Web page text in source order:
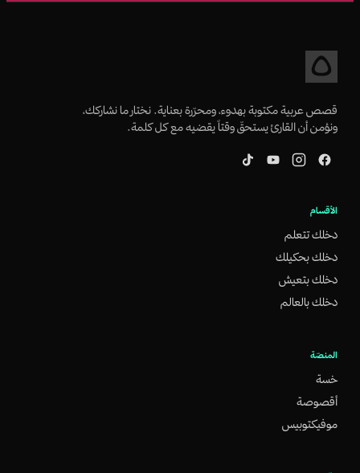
قصص عربية مكتوبة بهدوء، ومحرّرة بعناية. نختار ما نشاركك،
ونؤمن أن القارئ يستحقّ وقتاً يقضيه مع كل كلمة.
الأقسام
دخلك تتعلم
دخلك بحكيلك
دخلك بتعيش
دخلك بالعالم
المنصّة
خسة
أقصوصة
موفيكتوبيس